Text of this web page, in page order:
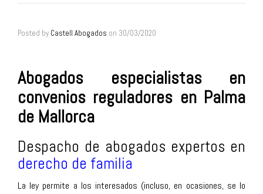
Posted by Castell Abogados on 30/03/2020
Abogados especialistas en
convenios reguladores en Palma
de Mallorca
Despacho de abogados expertos en
derecho de familia
La ley permite a los interesados (incluso, en ocasiones, se lo